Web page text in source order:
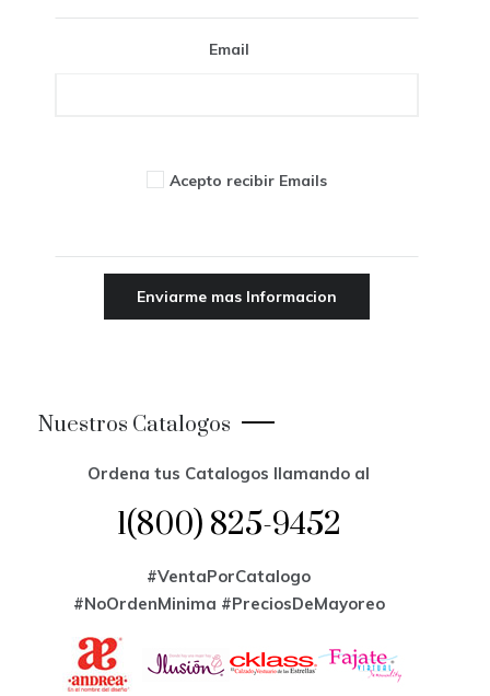
Email
Acepto recibir Emails
Nuestros Catalogos
Ordena tus Catalogos llamando al
1(800) 825-9452
#VentaPorCatalogo
#NoOrdenMinima #PreciosDeMayoreo